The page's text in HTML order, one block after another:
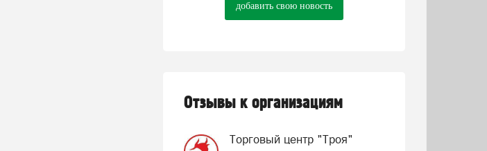
добавить свою новость
Отзывы к организациям
Торговый центр "Троя"